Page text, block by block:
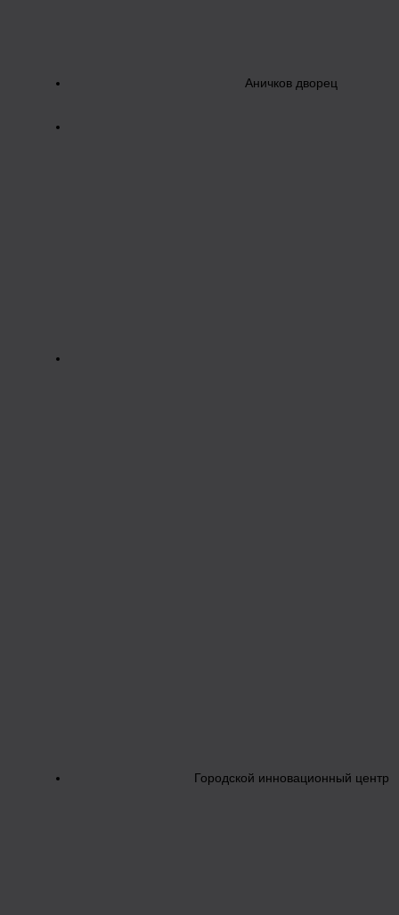
Аничков дворец
Городской инновационный центр